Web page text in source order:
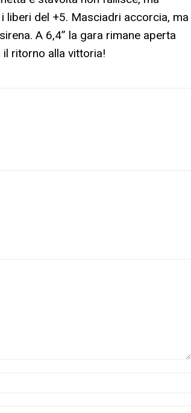
liberi del +5. Masciadri accorcia, ma
A 6,4” la gara rimane aperta
il ritorno alla vittoria!